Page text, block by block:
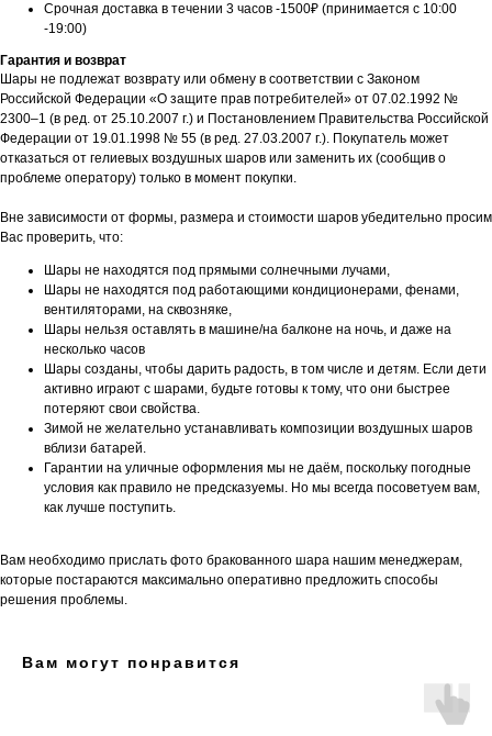
Срочная доставка в течении 3 часов -1500₽ (принимается с 10:00
-19:00)
Гарантия и возврат
Шары не подлежат возврату или обмену в соответствии с Законом
Российской Федерации «О защите прав потребителей» от 07.02.1992 №
2300–1 (в ред. от 25.10.2007 г.) и Постановлением Правительства Российской
Федерации от 19.01.1998 № 55 (в ред. 27.03.2007 г.). Покупатель может
отказаться от гелиевых воздушных шаров или заменить их (сообщив о
проблеме оператору) только в момент покупки.
Вне зависимости от формы, размера и стоимости шаров убедительно просим
Вас проверить, что:
Шары не находятся под прямыми солнечными лучами,
Шары не находятся под работающими кондиционерами, фенами,
вентиляторами, на сквозняке,
Шары нельзя оставлять в машине/на балконе на ночь, и даже на
несколько часов
Шары созданы, чтобы дарить радость, в том числе и детям. Если дети
активно играют с шарами, будьте готовы к тому, что они быстрее
потеряют свои свойства.
Зимой не желательно устанавливать композиции воздушных шаров
вблизи батарей.
Гарантии на уличные оформления мы не даём, поскольку погодные
условия как правило не предсказуемы. Но мы всегда посоветуем вам,
как лучше поступить.
Вам необходимо прислать фото бракованного шара нашим менеджерам,
которые постараются максимально оперативно предложить способы
решения проблемы.
Вам могут понравится